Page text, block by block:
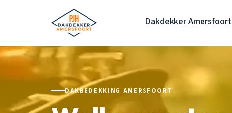
Dakdekker Amersfoort
DAKBEDEKKING AMERSFOORT